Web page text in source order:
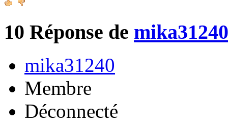
10 Réponse de mika31240
mika31240
Membre
Déconnecté